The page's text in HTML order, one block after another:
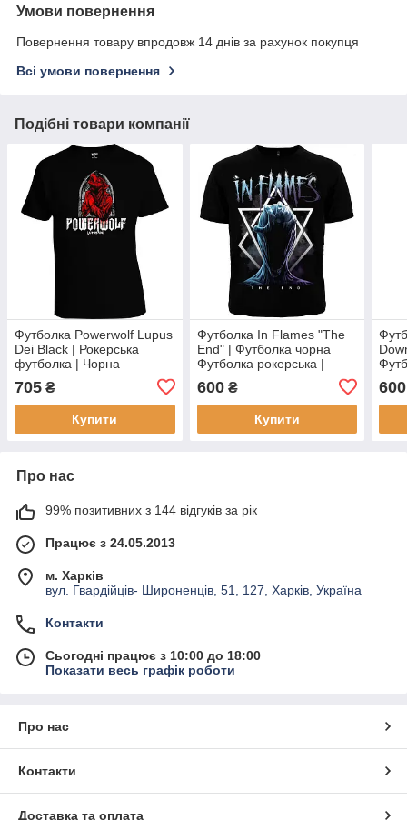
Умови повернення
Повернення товару впродовж 14 днів за рахунок покупця
Всі умови повернення
Подібні товари компанії
Футболка Powerwolf Lupus
Dei Black | Рокерська
футболка | Чорна
футболка
705 ₴
Купити
Футболка In Flames "The
End" | Футболка чорна
Футболка рокерська |
600₴
Купити
600
Про нас
99% позитивних з 144 відгуків за рік
Працює з 24.05.2013
м. Харків
вул. Гвардійців- Широненців, 51, 127, Харків, Україна
Контакти
Сьогодні працює з 10:00 до 18:00
Показати весь графік роботи
Про нас
Контакти
Доставка та оплата